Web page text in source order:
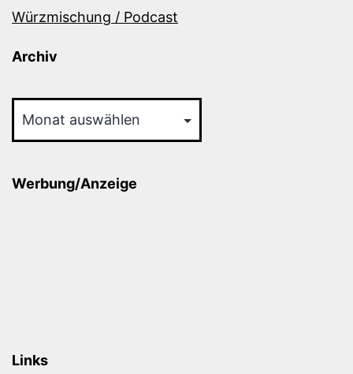
Würzmischung / Podcast
Archiv
Werbung/Anzeige
Links